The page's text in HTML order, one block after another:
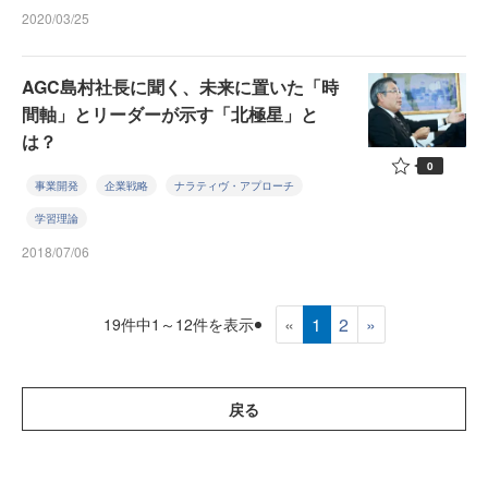
2020/03/25
AGC島村社長に聞く、未来に置いた「時
間軸」とリーダーが示す「北極星」と
は？
事業開発 企業戦略 ナラティヴ・アプローチ
学習理論
2018/07/06
0
19件中1～12件を表示 « 1 2 »
戻る